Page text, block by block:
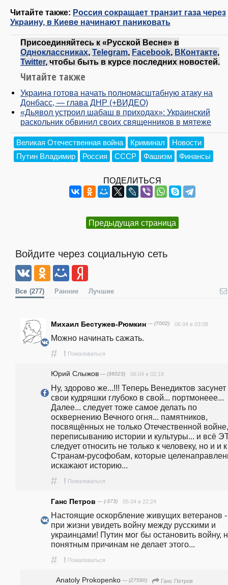
Читайте также: Россия сокращает транзит газа через
Украину, в Киеве начинают паниковать
Присоединяйтесь к «Русской Весне» в
Одноклассниках, Telegram, Facebook, ВКонтакте,
Twitter, чтобы быть в курсе последних новостей.
Читайте также
Украина готова начать полномасштабную атаку на
Донбасс, — глава ДНР (+ВИДЕО)
«Дьявол устроил шабаш в приходах»: Украинский
раскольник обвинил своих священников в мятеже
Великая Отечественная война Криминал
Новости
Путин Владимир
Россия СССР Фашизм Финансы
ПОДЕЛИТЬСЯ
Предыдущая страница
Войдите через социальную сеть
Все (277) Ранние Лучшие
Михаил Бестужев-Рюмкин — (7002) 06.04 в 03:08
Можно начинать сажать.
# ! Пожаловаться
Юрий Слыжов — (36023) 06.04 в 02:18
Ну, здорово же...!!! Теперь Венедиктов засунет
свои кудряшки глубоко в свой... портмонеее...
Далее... следует тоже самое делать по
осквернению Вечного огня... памятников,
посвящённых не только Отечественной войне,
переписыванию истории и культуры... и всё
следует относить не только к человеку, но и и
Странам-русофобам, которые
искажают историю...
# ! Пожаловаться
Ганс Петров — (-373) 05.04 в 22:24
Настоящие оскорбление живущих ветеранов -
при жизни увидеть войну между русскими и
украинцами! Путин мог бы остановить войну,
понятным причинам не делает этого...
# ! Пожаловаться
Anatoly Prokopenko — (27590)
Ганс Петров